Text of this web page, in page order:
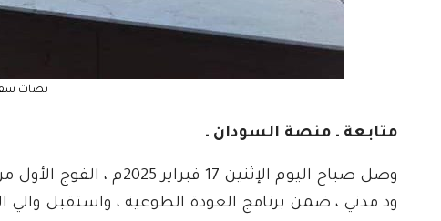
بصات
متابعة ـ منصة السودان ـ
وصل صباح اليوم الإثنين
ود مدني ، ضمن برنامج العودة الطوعية ، واستقبل والي